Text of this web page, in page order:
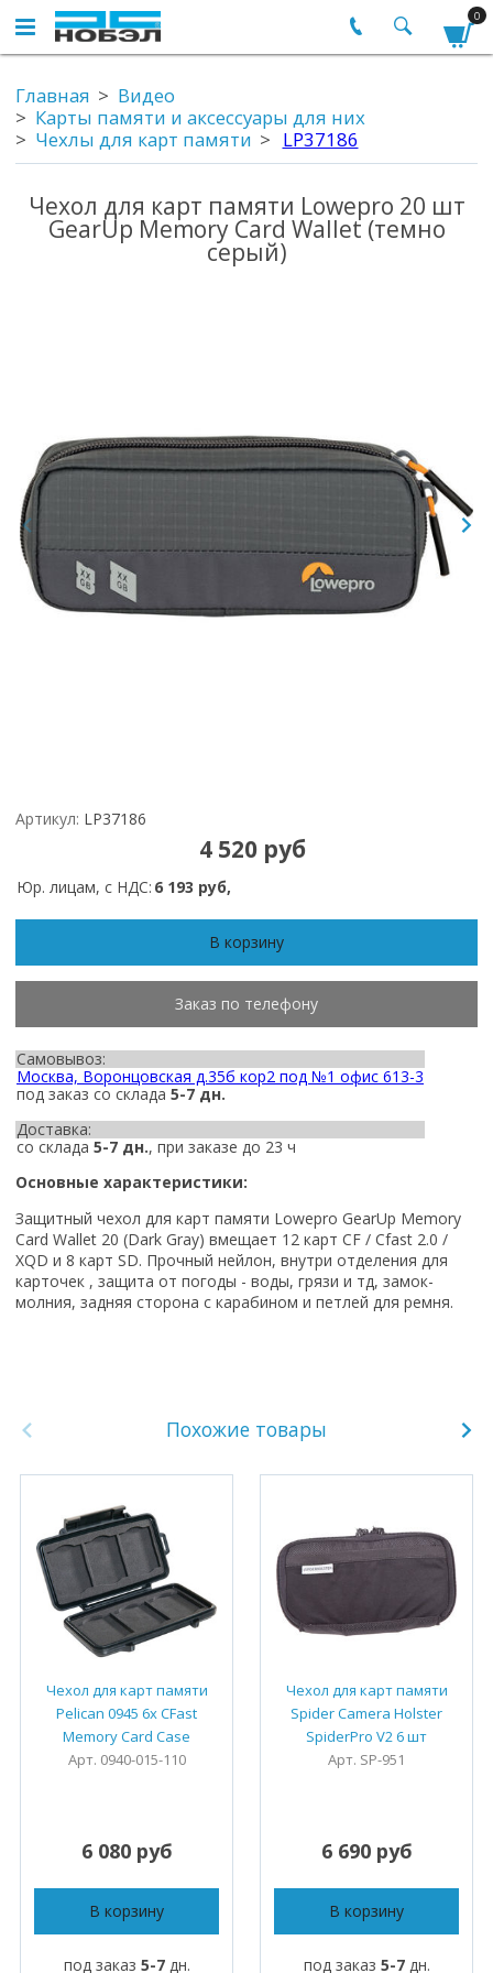
0
Главная
Видео
Карты памяти и аксессуары для них
Чехлы для карт памяти
LP37186
Чехол для карт памяти Lowepro 20 шт
GearUp Memory Card Wallet (темно
серый)
Артикул: LP37186
4 520 руб
Юр. лицам, с НДС: 6 193 руб,
В корзину
Заказ по телефону
Самовывоз:
Москва, Воронцовская д.35б кор2 под №1 офис 613-3
под заказ со склада 5-7 дн.
Доставка:
со склада 5-7 дн., при заказе до 23 ч
Основные характеристики:
Защитный чехол для карт памяти Lowepro GearUp Memory
Card Wallet 20 (Dark Gray) вмещает 12 карт CF / Cfast 2.0 /
XQD и 8 карт SD. Прочный нейлон, внутри отделения для
карточек , защита от погоды - воды, грязи и тд, замок-
молния, задняя сторона с карабином и петлей для ремня.
Похожие товары
Чехол для карт памяти
Pelican 0945 6x CFast
Memory Card Case
Арт. 0940-015-110
6 080 руб
В корзину
под заказ 5-7дн.
Чехол для карт памяти
Spider Camera Holster
SpiderPro V2 6 шт
Арт. SP-951
6 690 руб
В корзину
под заказ 5-7дн.